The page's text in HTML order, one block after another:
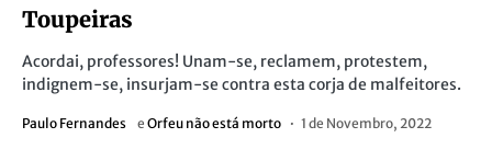
Toupeiras
Acordai, professores! Unam-se, reclamem, protestem,
indignem-se, insurjam-se contra esta corja de malfeitores.
Paulo Fernandes e Orfeu não está morto 1 de Novembro, 2022